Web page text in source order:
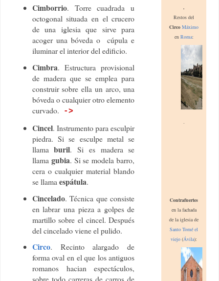
Cimborrio. Torre cuadrada u
octogonal situada en el crucero
de una iglesia que sirve para
acoger una bóveda o cúpula e
iluminar el interior del edificio.
Cimbra. Estructura provisional
de madera que se emplea para
construir sobre ella un arco, una
bóveda o cualquier otro elemento
curvado.
->
Cincel. Instrumento para esculpir
piedra. Si se esculpe metal se
llamaburil. Si es madera se
llama gubia. Si se modela barro,
cera o cualquier material blando
se llama espátula.
Cincelado. Técnica que consiste
en labrar una pieza a golpes de
martillo sobre el cincel. Después
del cincelado viene el pulido.
Circo. Recinto alargado de
forma oval en el que los antiguos
romanos hacian espectáculos,
.
Restos del
Circo Máximo
en Roma:
.
Contrafuertes
enla fachada
de la iglesia de
Santo Tomé el
viejo (Ávila):